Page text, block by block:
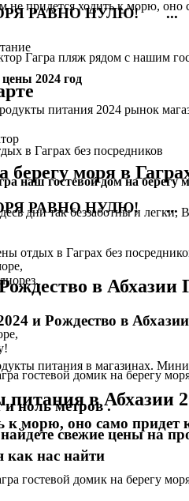
РАВНО НУЛЮ! ...
берегу моря в
РАВНО НУЛЮ! ...
в Абхазии
и Рождество в
в Абхазии
свежие цены на
придется ходить к морю, оно
2024 год
питания 2024 рынок
наш гостевой дом на берегу
дни так беззаботны и
ноль метров .
к морю, оно само придет
как нас найти